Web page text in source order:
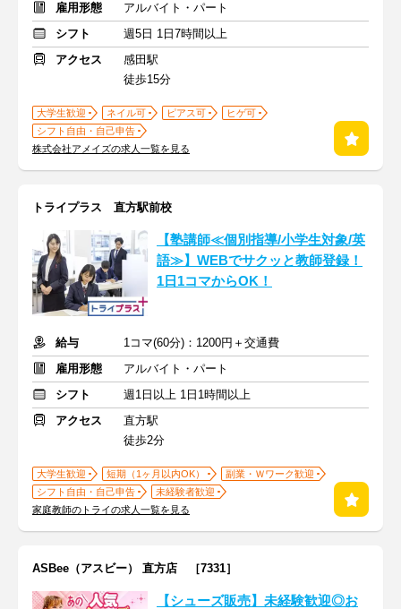
雇用形態
アルバイト・パート
シフト
週5日 1日7時間以上
アクセス
感田駅
徒歩15分
大学生歓迎 ネイル可 ピアス可
ヒゲ可
シフト自由・自己申告
株式会社アメイズの求人一覧を見る
トライプラス 直方駅前校
【塾講師≪個別指導/小学生対象/英
語≫】WEBでサクッと教師登録！
1日1コマからOK！
給与
1コマ(60分)：1200円＋交通費
雇用形態
アルバイト・パート
シフト
週1日以上 1日1時間以上
アクセス
直方駅
徒歩2分
大学生歓迎 短期（1ヶ月以内OK）
副業・Ｗワーク歓迎
シフト自由・自己申告
未経験者歓迎
家庭教師のトライの求人一覧を見る
ASBee（アスビー） 直方店 ［7331］
【シューズ販売】未経験歓迎◎お